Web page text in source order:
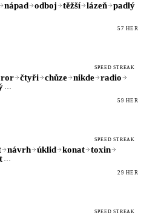
nápad odboj těžší lázeň
padlý
57 HER
SPEED STREAK
čtyři chůze nikde
radio
…
59 HER
SPEED STREAK
návrh úklid konat
toxin
…
29 HER
SPEED STREAK